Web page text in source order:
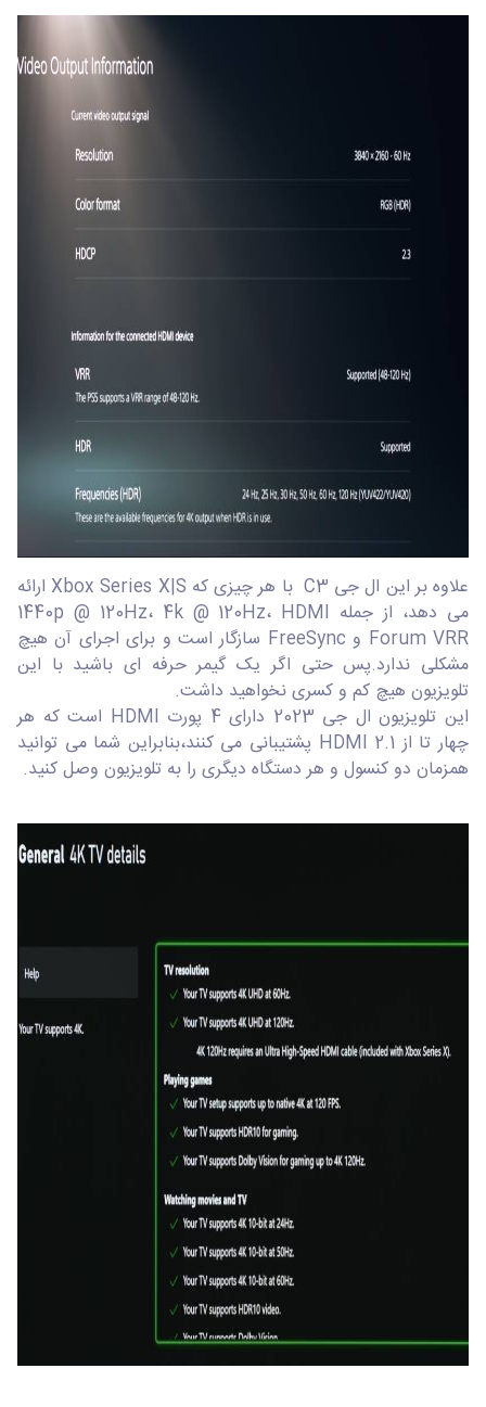
علاوه بر این ال جی C3 با هر چیزی که Xbox Series X|S ارائه
می دهد، از جمله 1440p @ 120Hz، 4k @ 120Hz، HDMI
Forum VRR و FreeSync سازگار است و برای اجرای آن هیچ
مشکلی ندارد.پس حتی اگر یک گیمر حرفه ای باشید با این
تلویزیون هیچ کم و کسری نخواهید داشت.
این تلویزیون ال جی 2023 دارای 4 پورت HDMI است که هر
چهار تا از HDMI 2.1 پشتیبانی می کنند،بنابراین شما می توانید
همزمان دو کنسول و هر دستگاه دیگری را به تلویزیون وصل کنید.